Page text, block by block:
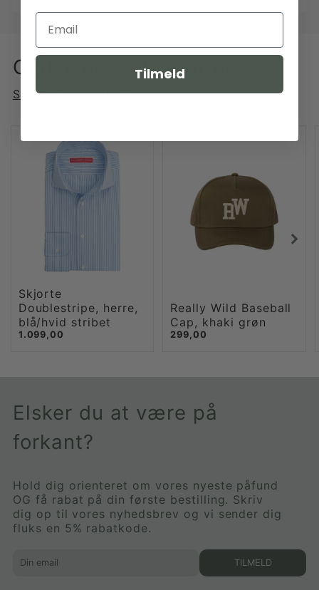
Godsejerens favoritter
SE ALLE PRODUKTER
Skjorte
Doublestripe, herre,
blå/hvid stribet
1.099,00
Really Wild Baseball
Cap, khaki grøn
299,00
Elsker du at være på
forkant?
Hold dig orienteret om vores nyeste påfund
OG få rabat på din første bestilling. Skriv
dig op til vores nyhedsbrev og vi sender dig
fluks en 5% rabatkode.
TILMELD
Tilmeld